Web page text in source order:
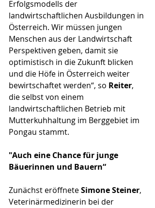
Erfolgsmodells der
landwirtschaftlichen Ausbildungen in
Österreich. Wir müssen jungen
Menschen aus der Landwirtschaft
Perspektiven geben, damit sie
optimistisch in die Zukunft blicken
und die Höfe in Österreich weiter
bewirtschaftet werden“, so Reiter,
die selbst von einem
landwirtschaftlichen Betrieb mit
Mutterkuhhaltung im Berggebiet im
Pongau stammt.
"Auch eine Chance für junge
Bäuerinnen und Bauern“
Zunächst eröffnete Simone Steiner,
Veterinärmedizinerin bei der